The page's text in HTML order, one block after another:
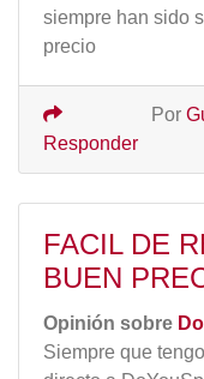
siempre han sido
precio
Por
Responder
FACIL DE
BUEN
Opinión sobre
Siempre que